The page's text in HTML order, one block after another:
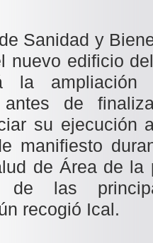
Sanidad y
nuevo edificio
la ampliación
antes de
su ejecución
manifiesto
de Área de la
las
recogió Ical.